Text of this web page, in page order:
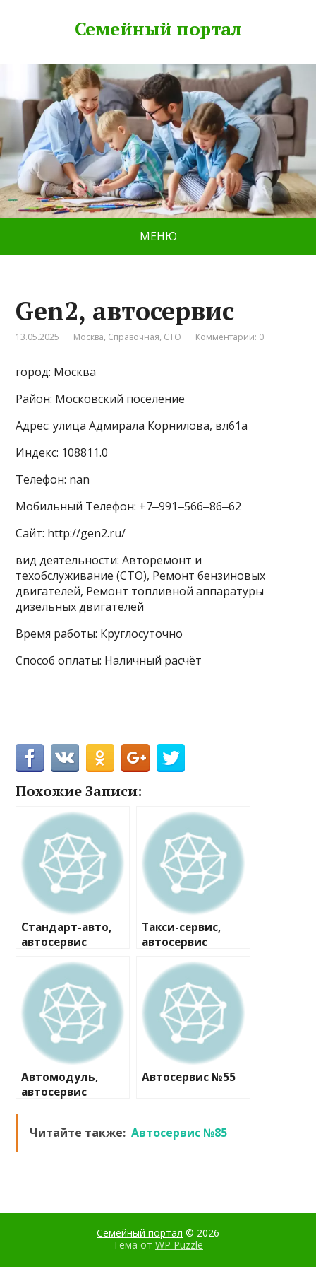
Семейный портал
МЕНЮ
Gen2, автосервис
13.05.2025 Москва, Справочная, СТО Комментарии: 0
город: Москва
Район: Московский поселение
Адрес: улица Адмирала Корнилова, вл61а
Индекс: 108811.0
Телефон: nan
Мобильный Телефон: +7‒991‒566‒86‒62
Сайт: http://gen2.ru/
вид деятельности: Авторемонт и
техобслуживание (СТО), Ремонт бензиновых
двигателей, Ремонт топливной аппаратуры
дизельных двигателей
Время работы: Круглосуточно
Способ оплаты: Наличный расчёт
Похожие Записи:
Стандарт-авто,
автосервис
Такси-сервис,
автосервис
Автомодуль,
автосервис
Автосервис №55
Читайте также: Автосервис №85
Семейный портал © 2026
Тема от WP Puzzle